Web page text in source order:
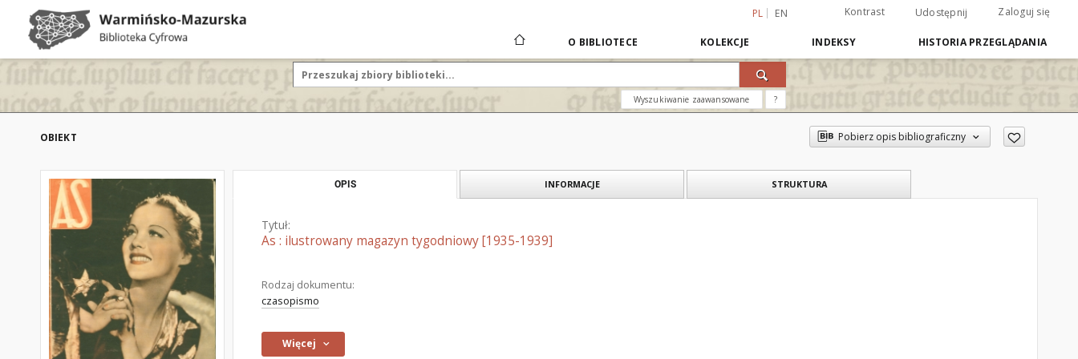
PL EN Kontrast Udostępnij Zaloguj się
O BIBLIOTECE KOLEKCJE INDEKSY HISTORIA PRZEGLĄDANIA
Wyszukiwanie zaawansowane ?
OBIEKT Pobierz opis bibliograficzny
OPIS INFORMACJE STRUKTURA
Tytuł:
As : ilustrowany magazyn tygodniowy [1935-1939]
Rodzaj dokumentu:
czasopismo
Więcej